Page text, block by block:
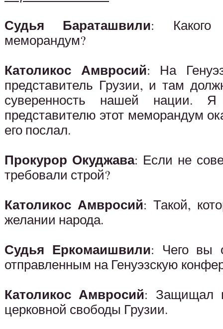
Судья Бараташвили: Какого
меморандум?
Католикос Амвросий: На
представитель Грузии, и там
суверенность нашей нации.
представителю этот меморандум
его послал.
Прокурор Окуджава: Если не
требовали строй?
Католикос Амвросий: Такой,
желании народа.
Судья Еркомаишвили: Чего вы
отправленным на Генуэзскую
Католикос Амвросий: Защищал
церковной свободы Грузии.